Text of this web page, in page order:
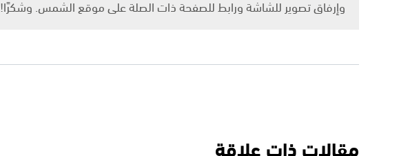
وإرفاق تصوير للشاشة ورابط للصفحة ذات الصلة على موقع الشمس. وشكرًا!
مقالات ذات علاقة